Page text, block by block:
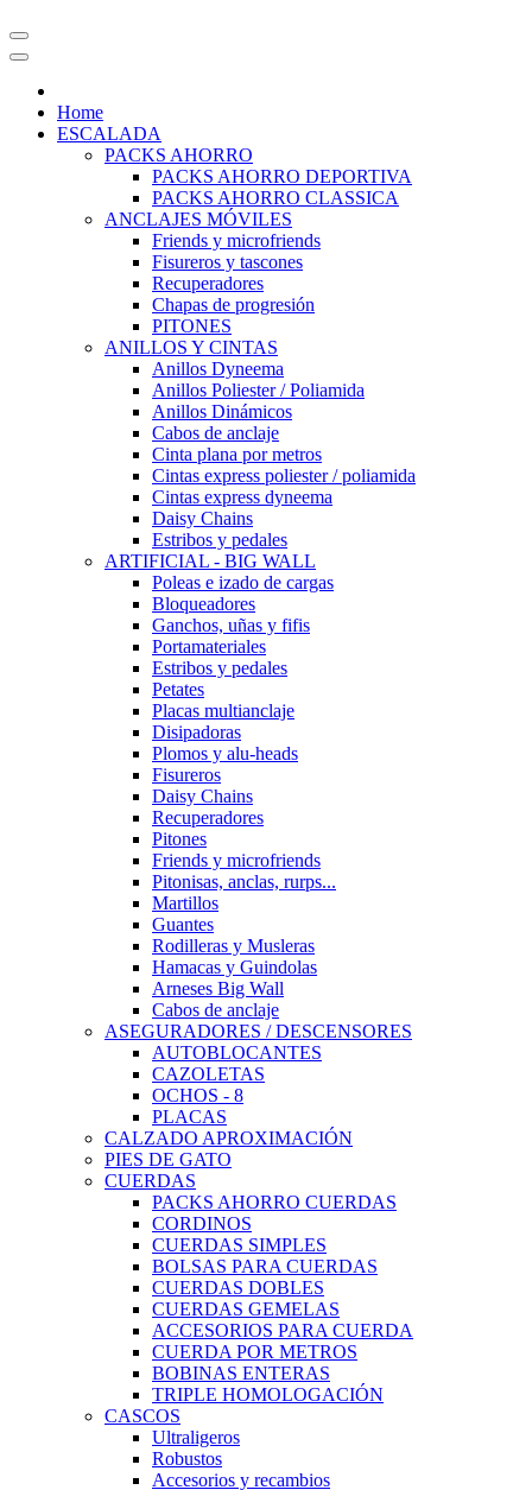
Home
ESCALADA
PACKS AHORRO
PACKS AHORRO DEPORTIVA
PACKS AHORRO CLASSICA
ANCLAJES MÓVILES
Friends y microfriends
Fisureros y tascones
Recuperadores
Chapas de progresión
PITONES
ANILLOS Y CINTAS
Anillos Dyneema
Anillos Poliester / Poliamida
Anillos Dinámicos
Cabos de anclaje
Cinta plana por metros
Cintas express poliester / poliamida
Cintas express dyneema
Daisy Chains
Estribos y pedales
ARTIFICIAL - BIG WALL
Poleas e izado de cargas
Bloqueadores
Ganchos, uñas y fifis
Portamateriales
Estribos y pedales
Petates
Placas multianclaje
Disipadoras
Plomos y alu-heads
Fisureros
Daisy Chains
Recuperadores
Pitones
Friends y microfriends
Pitonisas, anclas, rurps...
Martillos
Guantes
Rodilleras y Musleras
Hamacas y Guindolas
Arneses Big Wall
Cabos de anclaje
ASEGURADORES / DESCENSORES
AUTOBLOCANTES
CAZOLETAS
OCHOS - 8
PLACAS
CALZADO APROXIMACIÓN
PIES DE GATO
CUERDAS
PACKS AHORRO CUERDAS
CORDINOS
CUERDAS SIMPLES
BOLSAS PARA CUERDAS
CUERDAS DOBLES
CUERDAS GEMELAS
ACCESORIOS PARA CUERDA
CUERDA POR METROS
BOBINAS ENTERAS
TRIPLE HOMOLOGACIÓN
CASCOS
Ultraligeros
Robustos
Accesorios y recambios